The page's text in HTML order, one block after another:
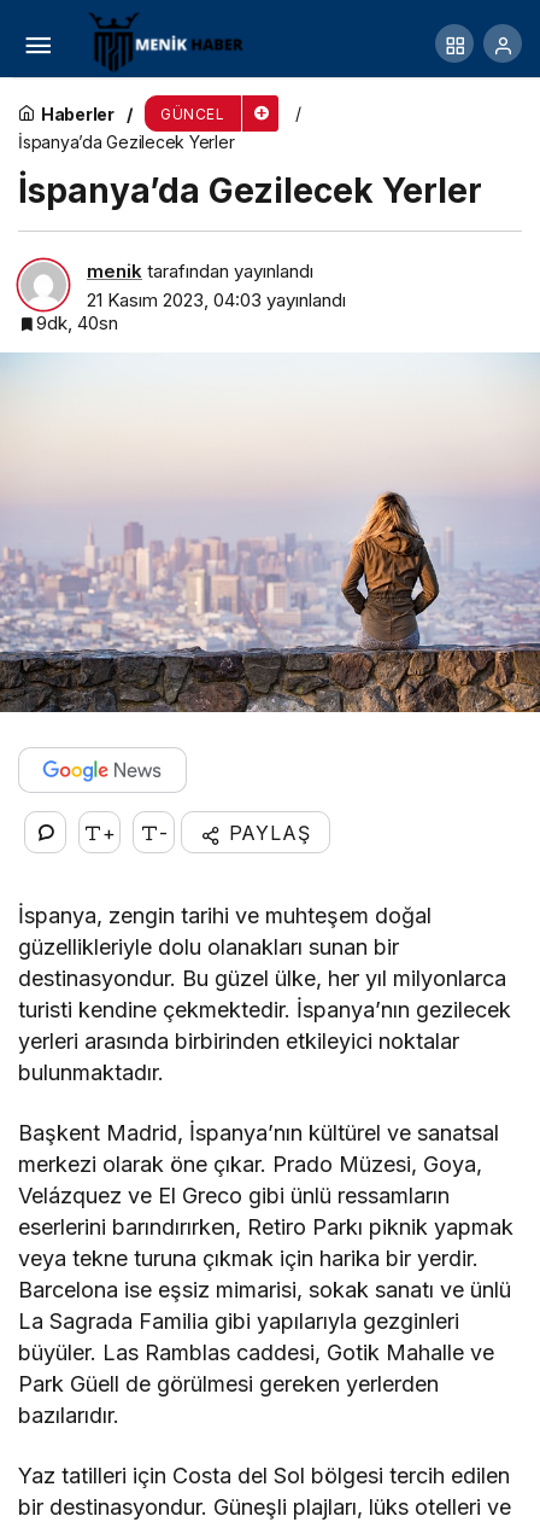
Haberler GÜNCEL
İspanya’da Gezilecek Yerler
İspanya’da Gezilecek Yerler
menik tarafından yayınlandı
21 Kasım 2023, 04:03 yayınlandı
9dk, 40sn
+ - PAYLAŞ
İspanya, zengin tarihi ve muhteşem doğal
güzellikleriyle dolu olanakları sunan bir
destinasyondur. Bu güzel ülke, her yıl milyonlarca
turisti kendine çekmektedir. İspanya’nın gezilecek
yerleri arasında birbirinden etkileyici noktalar
bulunmaktadır.
Başkent Madrid, İspanya’nın kültürel ve sanatsal
merkezi olarak öne çıkar. Prado Müzesi, Goya,
Velázquez ve El Greco gibi ünlü ressamların
eserlerini barındırırken, Retiro Parkı piknik yapmak
veya tekne turuna çıkmak için harika bir yerdir.
Barcelona ise eşsiz mimarisi, sokak sanatı ve ünlü
La Sagrada Familia gibi yapılarıyla gezginleri
büyüler. Las Ramblas caddesi, Gotik Mahalle ve
Park Güell de görülmesi gereken yerlerden
bazılarıdır.
Yaz tatilleri için Costa del Sol bölgesi tercih edilen
bir destinasyondur. Güneşli plajları, lüks otelleri ve
Amerika’da Gezilecek Yerler